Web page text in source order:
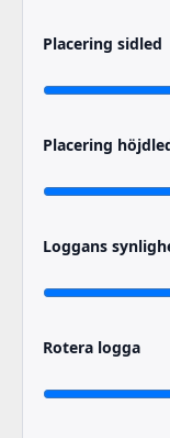
Placering sidled
Placering
Loggans
Rotera logga